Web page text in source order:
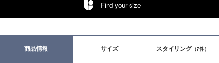
Find your size
商品情報 サイズ スタイリング（7件）